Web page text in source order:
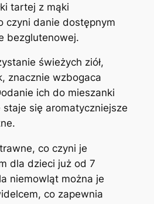
tartej z mąki
czyni danie dostępnym
bezglutenowej.
świeżych ziół,
znacznie wzbogaca
ich do mieszanki
się aromatyczniejsze
co czyni je
dla dzieci już od 7
niemowląt można je
co zapewnia